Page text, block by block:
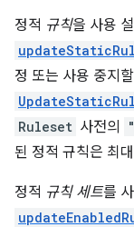
정적 규칙을 사용
정 또는 사용 중지
Ruleset 사전의
된 정적 규칙은 최
정적 규칙 세트를